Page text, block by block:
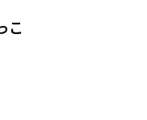
こ